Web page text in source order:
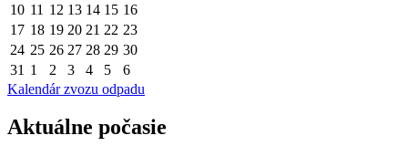
10 11 12 13 14 15 16
17 18 19 20 21 22 23
24 25 26 27 28 29 30
31 1 2 3 4 5
6
Kalendár zvozu odpadu
Aktuálne počasie